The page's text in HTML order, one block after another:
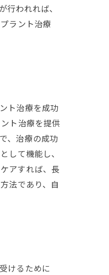
われれば、
ラント治療
ト治療を成功
ト治療を提供
、治療の成功
して機能し、
アすれば、長
法であり、自
けるために